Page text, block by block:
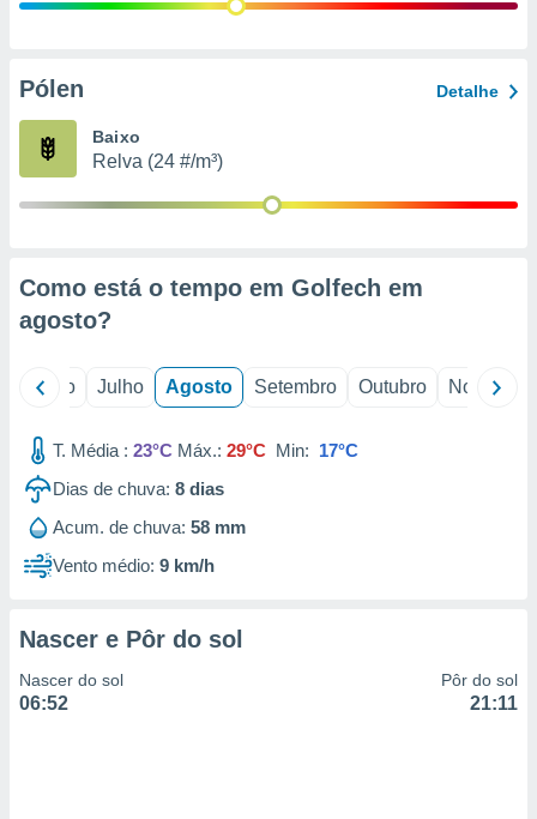
e
de
Pólen Detalhe
Baixo
Relva (24 #/m³)
Como está o tempo em Golfech em
agosto?
Junho Julho Agosto Setembro Outubro Novembro
T. Média : 23°C Máx.: 29°C Min: 17°C
Dias de chuva: 8 dias
Acum. de chuva: 58 mm
Vento médio: 9 km/h
Nascer e Pôr do sol
Nascer do sol
06:52
Pôr do sol
21:11